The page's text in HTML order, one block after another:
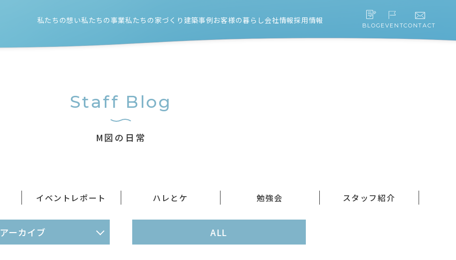
私たちの想い私たちの事業私たちの家づくり 建築事例お客様の暮らし会社情報
スタッフ紹介
採用情報
BLOG EVENTCONTACT
Staff Blog
M図の日常
イベントレポート ハレとケ 勉強会 スタッフ紹介
アーカイブ ALL